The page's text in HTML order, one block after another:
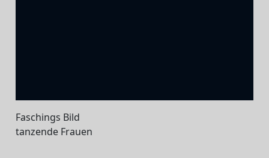
Faschings Bild
tanzende Frauen